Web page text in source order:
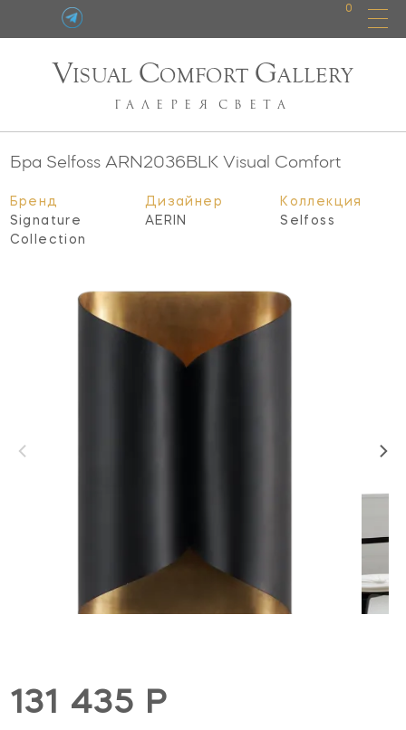
0
VISUAL COMFORT GALLERY
ГАЛЕРЕЯ СВЕТА
Бра Selfoss ARN2036BLK Visual Comfort
Бренд
Signature
Collection
Дизайнер
AERIN
Коллекция
Selfoss
131 435 Р